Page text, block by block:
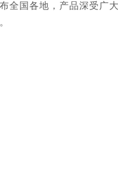
全国各地，产品深受广